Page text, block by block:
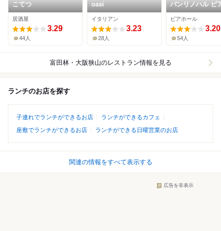
こてつ
居酒屋
3.29
44人
oasi
イタリアン
3.23
28人
バンリノハル ビ
ール
ビアホール
3.20
54人
富田林・大阪狭山のレストラン情報を見る
ランチのお店を探す
子連れでランチができるお店
ランチができるカフェ
座敷でランチができるお店
ランチができる日曜営業のお店
関連の情報をすべて表示する
広告を非表示